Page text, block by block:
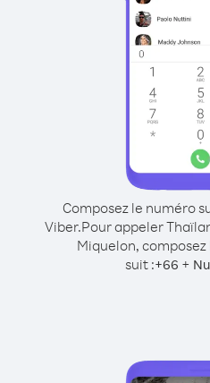
Composez le numéro
Viber.Pour appeler
Miquelon,
suit :+66 +